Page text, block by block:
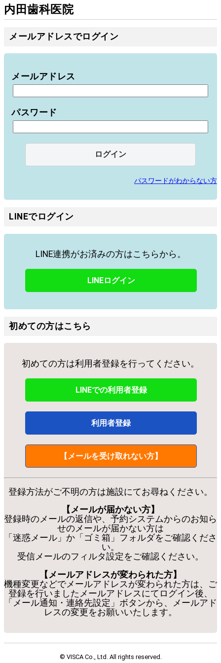
内田歯科医院
メールアドレスでログイン
メールアドレス
パスワード
パスワードがわからない方
LINEでログイン
LINE連携がお済みの方はこちらから。
LINEログイン
初めての方はこちら
初めての方は利用者登録を行ってください。
LINEでの利用者登録
利用者登録
【メールを受け取れない方】
登録方法がご不明の方は施設にてお尋ねください。
【メールが届かない方】
登録時のメールの返信や、予約システムからのお知ら
せのメールが届かない方は
「迷惑メール」か「ゴミ箱」フォルダをご確認くださ
い。
受信メールのフィルタ設定をご確認ください。
【メールアドレスが変わられた方】
機種変更などでメールアドレスが変わられた方は、ご
登録を行いましたメールアドレスにてログイン後、
「メール通知・連絡先設定」ボタンから、メールアド
レスの変更をお願いいたします。
© VISCA Co., Ltd. All rights reserved.